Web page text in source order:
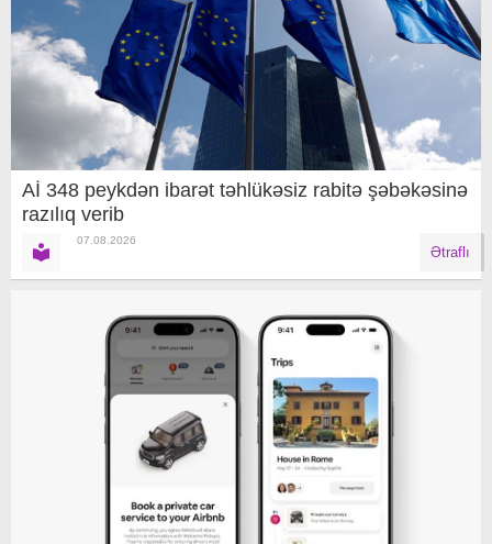
Aİ 348 peykdən ibarət təhlükəsiz rabitə şəbəkəsinə
razılıq verib
07.08.2026
Ətraflı